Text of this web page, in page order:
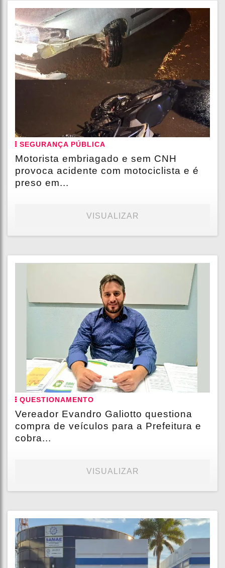
SEGURANÇA PÚBLICA
Motorista embriagado e sem CNH
provoca acidente com motociclista e é
preso em...
VISUALIZAR
QUESTIONAMENTO
Vereador Evandro Galiotto questiona
compra de veículos para a Prefeitura e
cobra...
VISUALIZAR